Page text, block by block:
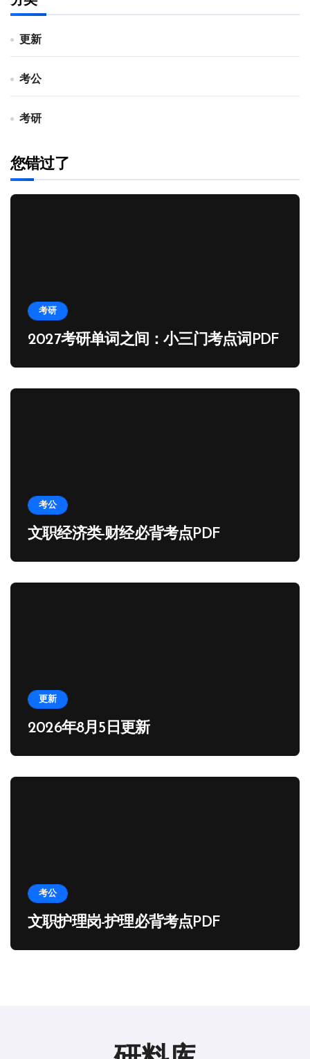
更新
考公
考研
您错过了
考研
2027考研单词之间：小三门考点词PDF
考公
文职经济类-财经必背考点PDF
更新
2026年8月5日更新
考公
文职护理岗-护理必背考点PDF